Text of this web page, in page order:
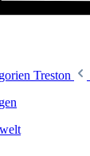
Treston